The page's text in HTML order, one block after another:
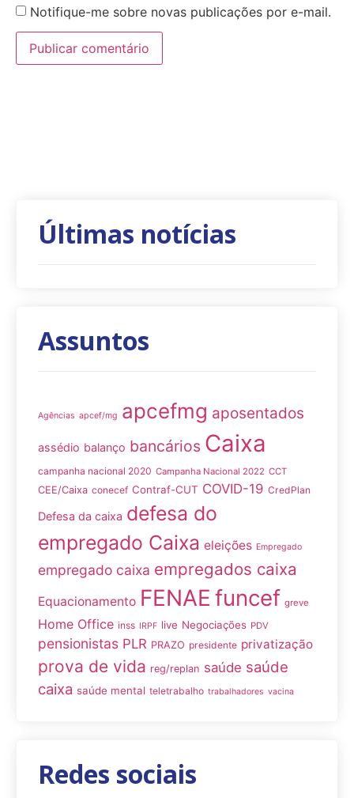
Notifique-me sobre novas publicações por e-mail.
Últimas notícias
Assuntos
Agências apcef/mg apcefmg aposentados
assédio balanço bancários Caixa
campanha nacional 2020 Campanha Nacional 2022 CCT
CEE/Caixa conecef Contraf-CUT COVID-19 CredPlan
Defesa da caixa defesa do
empregado Caixa eleições Empregado
empregado caixa empregados caixa
Equacionamento FENAE funcef greve
Home Office inss IRPF live Negociações PDV
pensionistas PLR PRAZO presidente privatização
prova de vida reg/replan saúde saúde
caixa saúde mental teletrabalho trabalhadores vacina
Redes sociais